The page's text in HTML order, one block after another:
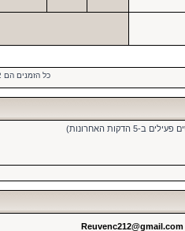
כל הזמנים הם UTC + 2 שעות
Reuvenc212@gmail.com